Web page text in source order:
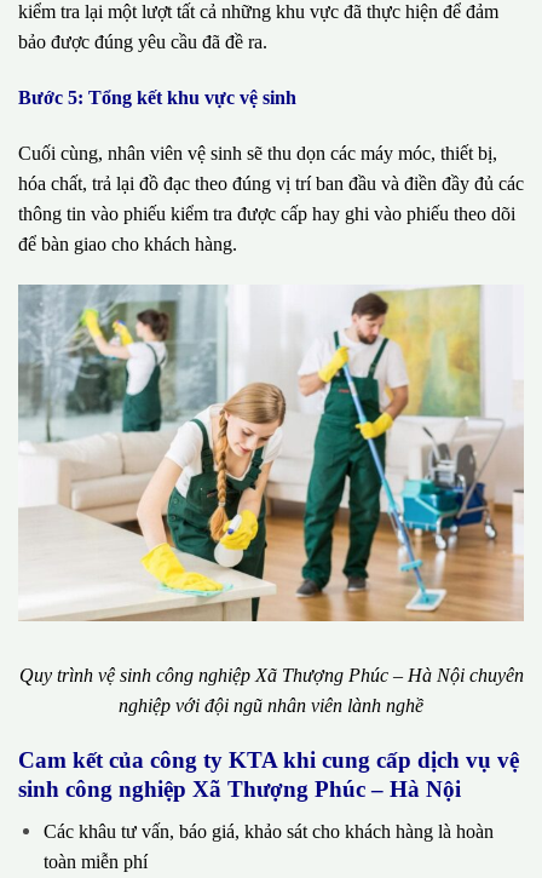
kiểm tra lại một lượt tất cả những khu vực đã thực hiện để đảm
bảo được đúng yêu cầu đã đề ra.
Bước 5: Tổng kết khu vực vệ sinh
Cuối cùng, nhân viên vệ sinh sẽ thu dọn các máy móc, thiết bị,
hóa chất, trả lại đồ đạc theo đúng vị trí ban đầu và điền đầy đủ các
thông tin vào phiếu kiểm tra được cấp hay ghi vào phiếu theo dõi
để bàn giao cho khách hàng.
Quy trình vệ sinh công nghiệp Xã Thượng Phúc – Hà Nội chuyên
nghiệp với đội ngũ nhân viên lành nghề
Cam kết của công ty KTA khi cung cấp dịch vụ vệ
sinh công nghiệp Xã Thượng Phúc – Hà Nội
Các khâu tư vấn, báo giá, khảo sát cho khách hàng là hoàn
toàn miễn phí